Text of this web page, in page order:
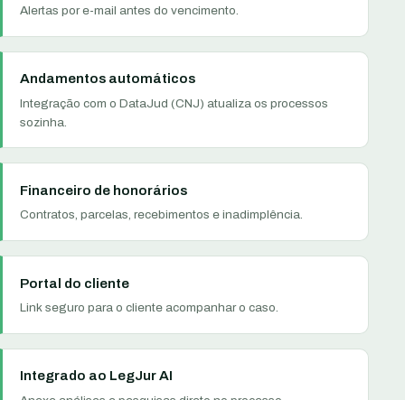
Alertas por e-mail antes do vencimento.
Andamentos automáticos
Integração com o DataJud (CNJ) atualiza os processos
sozinha.
Financeiro de honorários
Contratos, parcelas, recebimentos e inadimplência.
Portal do cliente
Link seguro para o cliente acompanhar o caso.
Integrado ao LegJur AI